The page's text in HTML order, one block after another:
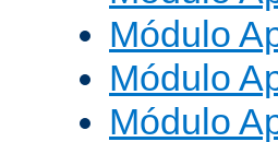
Módulo
Módulo
Módulo